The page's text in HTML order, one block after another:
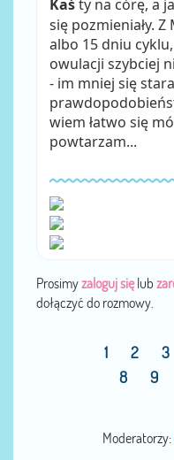
Kaśty na córę, a
się pozmieniały.
albo 15 dniu
owulacji szybciej
- im mniej się
wiem łatwo się
powtarzam...
Prosimyzaloguj sięlub
dołączyć do rozmowy.
1 2 3
8
9
Moderatorzy: